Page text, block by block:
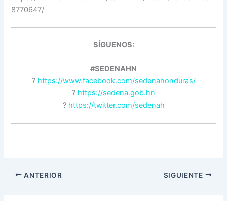
8770647/
SÍGUENOS:
#SEDENAHN
? https://www.facebook.com/sedenahonduras/
? https://sedena.gob.hn
? https://twitter.com/sedenah
ANTERIOR SIGUIENTE